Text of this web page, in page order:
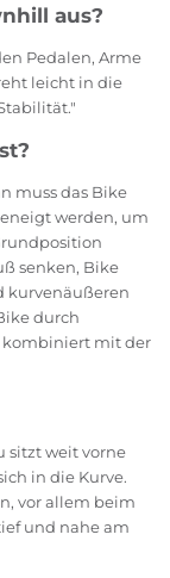
aus?
Pedalen, Arme
leicht in die
muss das Bike
werden, um
senken, Bike
kurvenäußeren
durch
kombiniert mit der
sitzt weit vorne
in die Kurve.
vor allem beim
und nahe am